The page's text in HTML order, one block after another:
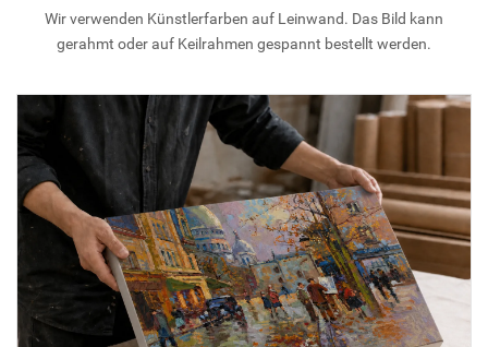
Wir verwenden Künstlerfarben auf Leinwand. Das Bild kann
gerahmt oder auf Keilrahmen gespannt bestellt werden.